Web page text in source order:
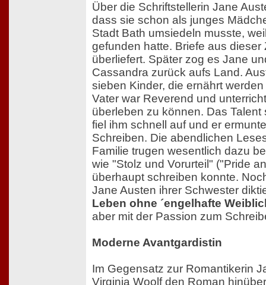
Über die Schriftstellerin Jane
dass sie schon als junges
Stadt Bath umsiedeln musste,
gefunden hatte. Briefe aus dieser
überliefert. Später zog es Jane
Cassandra zurück aufs Land.
sieben Kinder, die ernährt
Vater war Reverend und
überleben zu können. Das Talent
fiel ihm schnell auf und er
Schreiben. Die abendlichen
Familie trugen wesentlich dazu
wie "Stolz und Vorurteil" ("Pride
überhaupt schreiben konnte.
Jane Austen ihrer Schwester
Leben ohne ´engelhafte
aber mit der Passion zum
Moderne Avantgardistin
Im Gegensatz zur Romantikerin
Virginia Woolf den Roman